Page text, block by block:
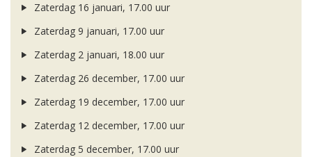
Zaterdag 16 januari, 17.00 uur
Zaterdag 9 januari, 17.00 uur
Zaterdag 2 januari, 18.00 uur
Zaterdag 26 december, 17.00 uur
Zaterdag 19 december, 17.00 uur
Zaterdag 12 december, 17.00 uur
Zaterdag 5 december, 17.00 uur